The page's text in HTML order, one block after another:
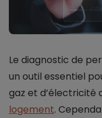
Le diagnostic de
un outil essentiel
gaz et d’électricité
logement.